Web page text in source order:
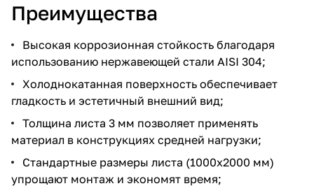
Преимущества
Высокая коррозионная стойкость благодаря
использованию нержавеющей стали AISI 304;
Холоднокатанная поверхность обеспечивает
гладкость и эстетичный внешний вид;
Толщина листа 3 мм позволяет применять
материал в конструкциях средней нагрузки;
Стандартные размеры листа (1000x2000 мм)
упрощают монтаж и экономят время;